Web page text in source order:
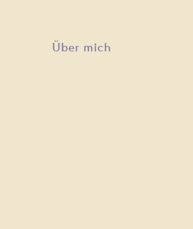
Über mich